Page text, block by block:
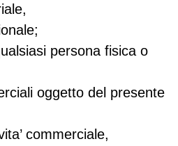
persona fisica o
oggetto del presente
commerciale,